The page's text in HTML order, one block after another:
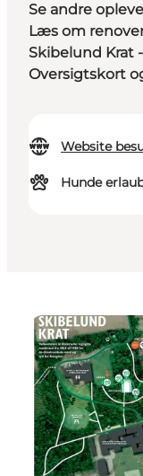
Se andre
Læs om
Skibelund Krat
Oversigtskort
Website
Hunde